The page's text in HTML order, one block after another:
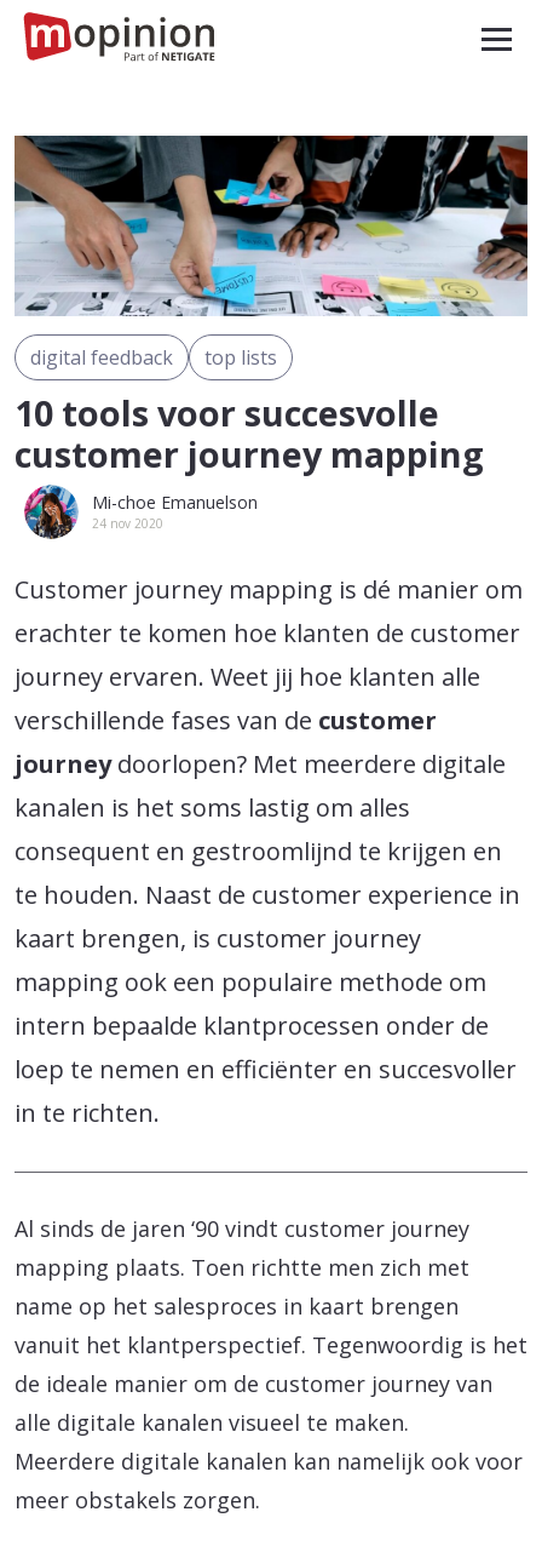
digital feedback top lists
10 tools voor succesvolle
customer journey mapping
Mi-choe Emanuelson
24 nov 2020
Customer journey mapping is dé manier om
erachter te komen hoe klanten de customer
journey ervaren. Weet jij hoe klanten alle
verschillende fases van de customer
journeydoorlopen? Met meerdere digitale
kanalen is het soms lastig om alles
consequent en gestroomlijnd te krijgen en
te houden. Naast de customer experience in
kaart brengen, is customer journey
mapping ook een populaire methode om
intern bepaalde klantprocessen onder de
loep te nemen en efficiënter en succesvoller
in te richten.
Al sinds de jaren ‘90 vindt customer journey
mapping plaats. Toen richtte men zich met
name op het salesproces in kaart brengen
vanuit het klantperspectief. Tegenwoordig is het
de ideale manier om de customer journey van
alle digitale kanalen visueel te maken.
Meerdere digitale kanalen kan namelijk ook voor
meer obstakels zorgen.